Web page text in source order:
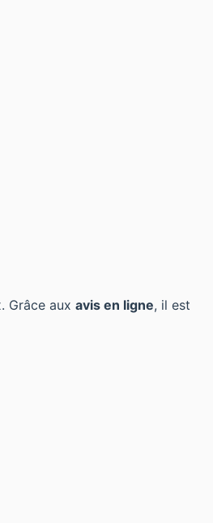
Grâce aux avis en ligne, il est